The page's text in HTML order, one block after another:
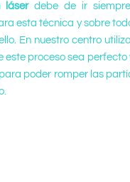
láserdebe de ir
esta técnica y sobre
En nuestro centro
proceso sea
poder romper las